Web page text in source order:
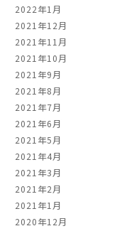
2022年1月
2021年12月
2021年11月
2021年10月
2021年9月
2021年8月
2021年7月
2021年6月
2021年5月
2021年4月
2021年3月
2021年2月
2021年1月
2020年12月